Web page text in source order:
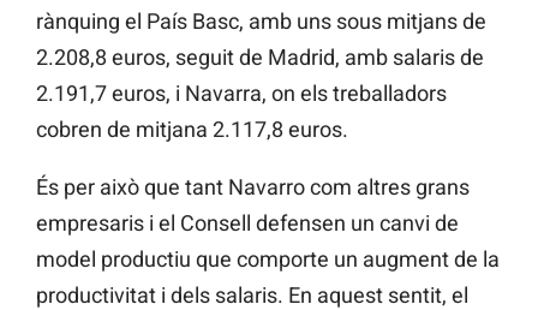
rànquing el País Basc, amb uns sous mitjans de
2.208,8 euros, seguit de Madrid, amb salaris de
2.191,7 euros, i Navarra, on els treballadors
cobren de mitjana 2.117,8 euros.
És per això que tant Navarro com altres grans
empresaris i el Consell defensen un canvi de
model productiu que comporte un augment de la
productivitat i dels salaris. En aquest sentit, el